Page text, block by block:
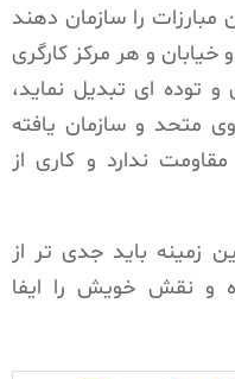
را سازمان دهند
خیابان و هر مرکز کارگری
و توده ای تبدیل نماید،
متحد و سازمان یافته
ندارد و کاری از
زمینه باید جدی تر از
و نقش خویش را ایفا